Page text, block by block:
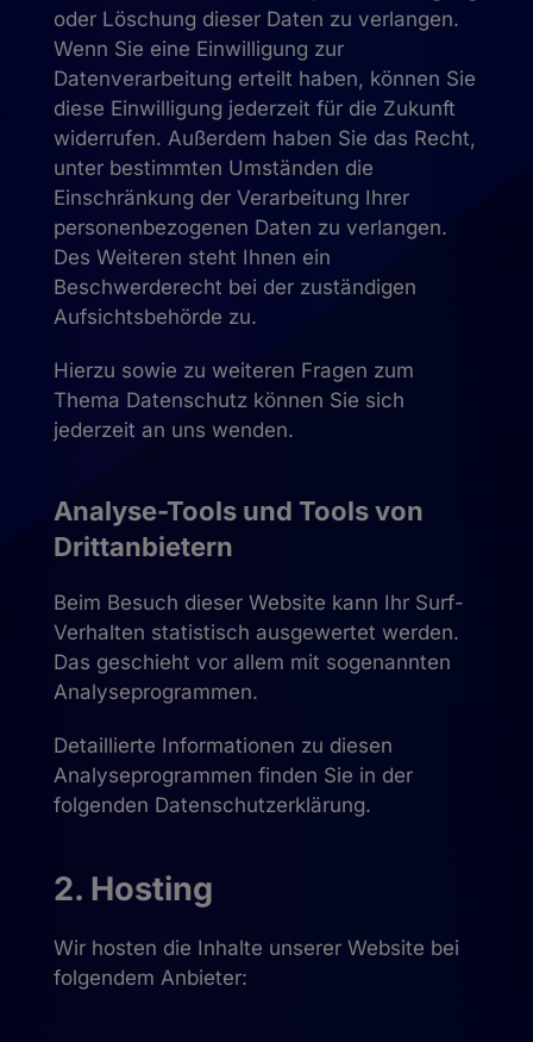
oder Löschung dieser Daten zu verlangen.
Wenn Sie eine Einwilligung zur
Datenverarbeitung erteilt haben, können Sie
diese Einwilligung jederzeit für die Zukunft
widerrufen. Außerdem haben Sie das Recht,
unter bestimmten Umständen die
Einschränkung der Verarbeitung Ihrer
personenbezogenen Daten zu verlangen.
Des Weiteren steht Ihnen ein
Beschwerderecht bei der zuständigen
Aufsichtsbehörde zu.
Hierzu sowie zu weiteren Fragen zum
Thema Datenschutz können Sie sich
jederzeit an uns wenden.
Analyse-Tools und Tools von
Dritt­anbietern
Beim Besuch dieser Website kann Ihr Surf-
Verhalten statistisch ausgewertet werden.
Das geschieht vor allem mit sogenannten
Analyseprogrammen.
Detaillierte Informationen zu diesen
Analyseprogrammen finden Sie in der
folgenden Datenschutzerklärung.
2. Hosting
Wir hosten die Inhalte unserer Website bei
folgendem Anbieter: